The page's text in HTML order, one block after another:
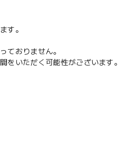
す。
ておりません。
いただく可能性がございます。